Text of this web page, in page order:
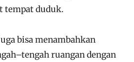
tempat duduk.
bisa menambahkan
ruangan dengan